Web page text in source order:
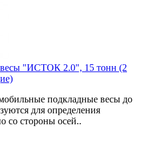
"ИСТОК 2.0", 15 тонн (2
подкладные весы до
для определения
со стороны осей..